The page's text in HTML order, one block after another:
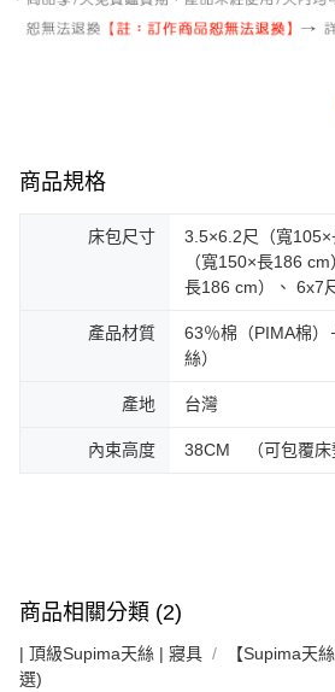
商品規格
床包尺寸
3.5×6.2尺（寬
（寬150×長186
長186 cm）、 6x7
產品材質
63％棉（PIMA棉
絲）
產地 台灣
內束高度 38CM （可包覆床
商品相關分類 (2)
| 頂級Supima天絲 | 寢具
【Supima天
選)